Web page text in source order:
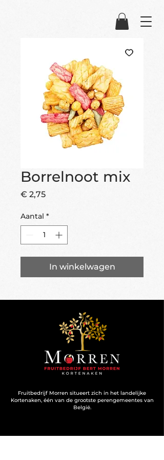
Borrelnoot mix
€ 2,75Prijs
Aantal *
In winkelwagen
Fruitbedrijf Morren situeert zich in het landelijke
Kortenaken, één van de grootste perengemeentes van
België.